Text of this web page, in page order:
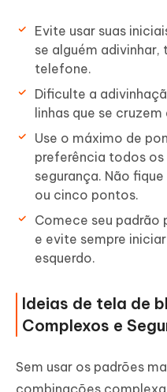
Evite usar suas
se alguém adivinhar,
telefone.
Dificulte a
linhas que se cruzem
Use o máximo de
preferência todos
segurança. Não
ou cinco pontos.
Comece seu padrão
e evite sempre
esquerdo.
Ideias de tela de
Complexos e
Sem usar os padrões
combinações